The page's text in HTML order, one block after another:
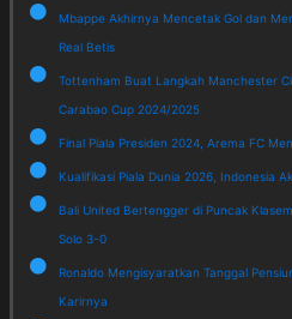
Mbappe Akhirnya Mencetak Gol dan
Real Betis
Tottenham Buat Langkah Manchester
Carabao Cup 2024/2025
Final Piala Presiden 2024, Arema FC
Kualifikasi Piala Dunia 2026, Indonesia
Bali United Bertengger di Puncak
Solo 3-0
Ronaldo Mengisyaratkan Tanggal
Karirnya